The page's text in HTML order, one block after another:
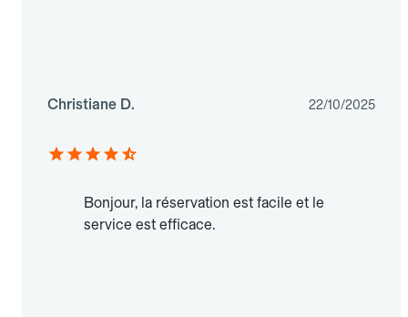
Christiane D. 22/10/2025
Bonjour, la réservation est facile et le
service est efficace.